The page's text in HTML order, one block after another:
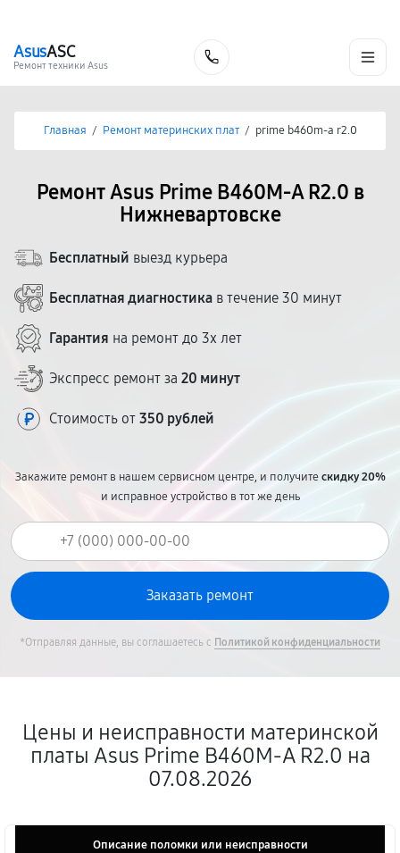
AsusASC
Ремонт техники Asus
Главная / Ремонт материнских плат / prime b460m-a r2.0
Ремонт Asus Prime B460M-A R2.0 в
Нижневартовске
Бесплатный выезд курьера
Бесплатная диагностика в течение 30 минут
Гарантия на ремонт до 3х лет
Экспресс ремонт за 20 минут
Стоимость от 350 рублей
Закажите ремонт в нашем сервисном центре, и получитескидку 20%
и исправное устройство в тот же день
*Отправляя данные, вы соглашаетесь с Политикой конфиденциальности
Цены и неисправности материнской
платы Asus Prime B460M-A R2.0 на
07.08.2026
Описание поломки или неисправности